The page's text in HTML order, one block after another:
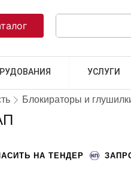
УСЛУГИ
Блокираторы и
НА ТЕНДЕР